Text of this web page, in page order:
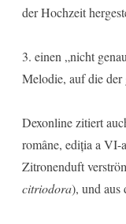
der Hochzeit
3. einen „nicht
Melodie, auf die
Dexonline zitiert
române, ediția a VI-
Zitronenduft
citriodora), und aus